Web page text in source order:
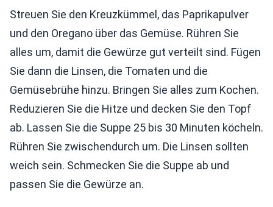
Streuen Sie den Kreuzkümmel, das Paprikapulver
und den Oregano über das Gemüse. Rühren Sie
alles um, damit die Gewürze gut verteilt sind. Fügen
Sie dann die Linsen, die Tomaten und die
Gemüsebrühe hinzu. Bringen Sie alles zum Kochen.
Reduzieren Sie die Hitze und decken Sie den Topf
ab. Lassen Sie die Suppe 25 bis 30 Minuten köcheln.
Rühren Sie zwischendurch um. Die Linsen sollten
weich sein. Schmecken Sie die Suppe ab und
passen Sie die Gewürze an.